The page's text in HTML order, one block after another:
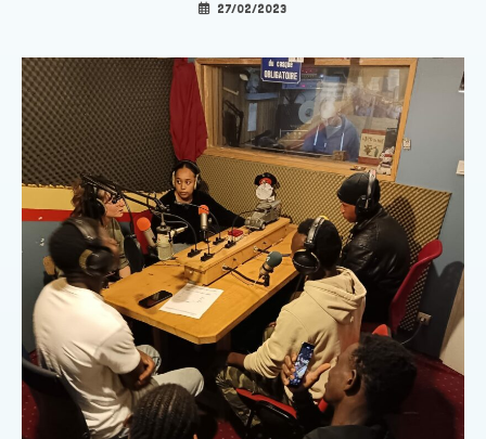
27/02/2023